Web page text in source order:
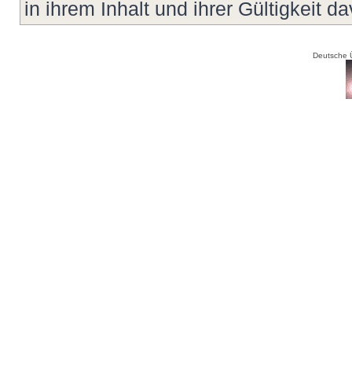
in ihrem Inhalt und ihrer Gültigkeit
Deutsche